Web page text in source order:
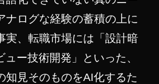
ナログな経験の蓄積の上に
実、転職市場には「設計暗
ー技術開発」といった、
知見そのものをAI化するた